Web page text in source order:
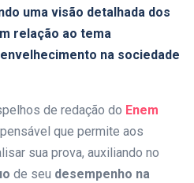
uma visão detalhada dos
relação ao tema
na sociedade
de redação do Enem
que permite aos
sua prova, auxiliando no
de seu desempenho na